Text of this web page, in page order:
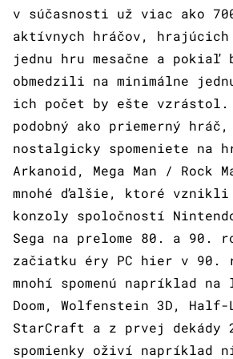
v súčasnosti už viac ako
aktívnych hráčov, hrajúcich
jednu hru mesačne a pokiaľ
obmedzili na minimálne
ich počet by ešte vzrástol.
podobný ako priemerný
nostalgicky spomeniete na
Arkanoid, Mega Man / Rock
mnohé ďalšie, ktoré vznikli
konzoly spoločností
Sega na prelome 80. a 90.
začiatku éry PC hier v 90.
mnohí spomenú napríklad na
Doom, Wolfenstein 3D,
StarCraft a z prvej dekády
spomienky oživí napríklad